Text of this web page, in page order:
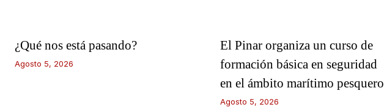
¿Qué nos está pasando?
Agosto 5, 2026
El Pinar organiza un curso de
formación básica en seguridad
en el ámbito marítimo pesquero
Agosto 5, 2026